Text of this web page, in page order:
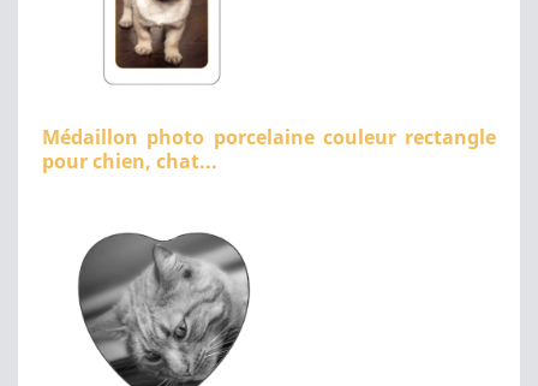
Médaillon photo porcelaine couleur rectangle
pour chien, chat...